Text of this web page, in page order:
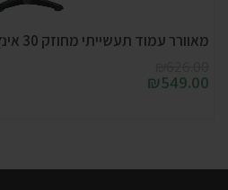
מאוורר עמוד תעשייתי מחוזק 30 אינץ’ דגם Breeze-Vent
₪549.00